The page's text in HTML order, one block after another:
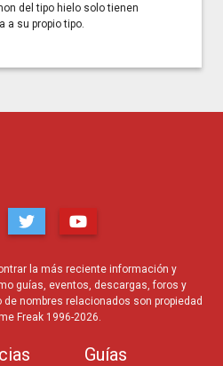
del tipo hielo solo tienen
a su propio tipo.
la más reciente información y
guías, eventos, descargas, foros y
nombres relacionados son propiedad
Freak 1996-2026.
Guías